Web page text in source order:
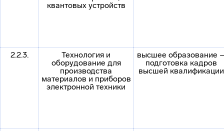
квантовых устройств
2.2.3.
Технология и
оборудование для
производства
материалов и приборов
электронной техники
высшее образование
подготовка кадров
высшей квалификации